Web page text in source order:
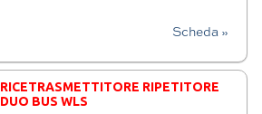
Scheda »
RICETRASMETTITORE RIPETITORE
DUO BUS WLS